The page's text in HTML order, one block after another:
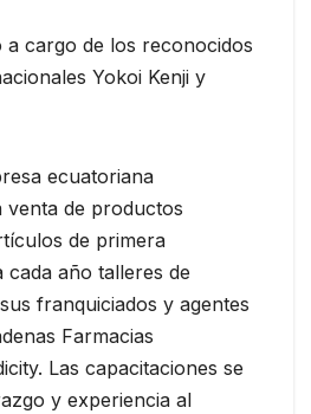
a cargo de los reconocidos
Yokoi Kenji y
ecuatoriana
venta de productos
de primera
cada año talleres de
franquiciados y agentes
Farmacias
Las capacitaciones se
y experiencia al